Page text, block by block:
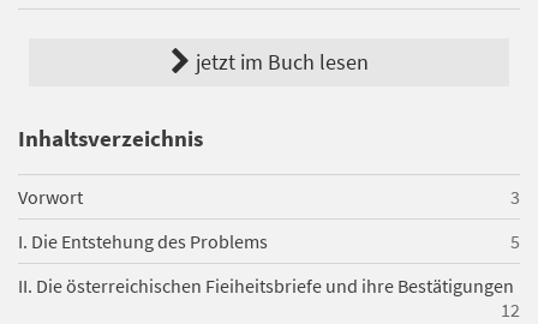
jetzt im Buch lesen
Inhaltsverzeichnis
Vorwort
3
I. Die Entstehung des Problems
5
II. Die österreichischen Fieiheitsbriefe und ihre Bestätigungen
12